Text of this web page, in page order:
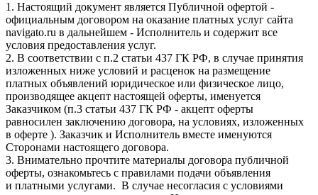
1. Настоящий документ является Публичной офертой -
официальным договором на оказание платных услуг сайта
navigato.ru в дальнейшем - Исполнитель и содержит все
условия предоставления услуг.
2. В соответствии с п.2 статьи 437 ГК РФ, в случае принятия
изложенных ниже условий и расценок на размещение
платных объявлений юридическое или физическое лицо,
производящее акцепт настоящей оферты, именуется
Заказчиком (п.3 статьи 437 ГК РФ - акцепт оферты
равносилен заключению договора, на условиях, изложенных
в оферте ). Заказчик и Исполнитель вместе именуются
Сторонами настоящего договора.
3. Внимательно прочтите материалы договора публичной
оферты, ознакомьтесь с правилами подачи объявления
и платными услугами. В случае несогласия с условиями